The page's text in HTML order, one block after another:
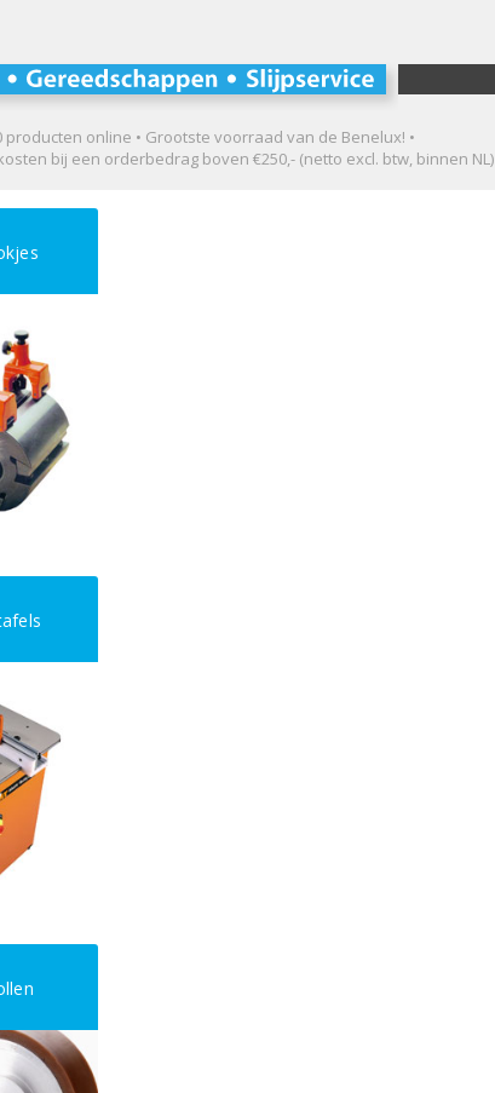
producten online • Grootste voorraad van de Benelux! •
bij een orderbedrag boven €250,- (netto excl. btw, binnen NL)